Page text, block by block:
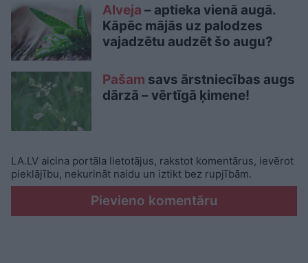
Alveja – aptieka vienā augā.
Kāpēc mājās uz palodzes
vajadzētu audzēt šo augu?
Pašam savs ārstniecības augs
dārzā – vērtīgā ķimene!
LA.LV aicina portāla lietotājus, rakstot komentārus, ievērot
pieklājību, nekurināt naidu un iztikt bez rupjībām.
Pievieno komentāru